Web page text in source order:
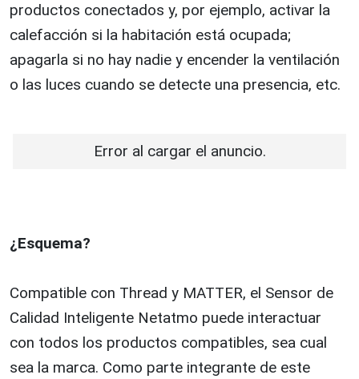
productos conectados y, por ejemplo, activar la
calefacción si la habitación está ocupada;
apagarla si no hay nadie y encender la ventilación
o las luces cuando se detecte una presencia, etc.
Error al cargar el anuncio.
¿Esquema?
Compatible con Thread y MATTER, el Sensor de
Calidad Inteligente Netatmo puede interactuar
con todos los productos compatibles, sea cual
sea la marca. Como parte integrante de este